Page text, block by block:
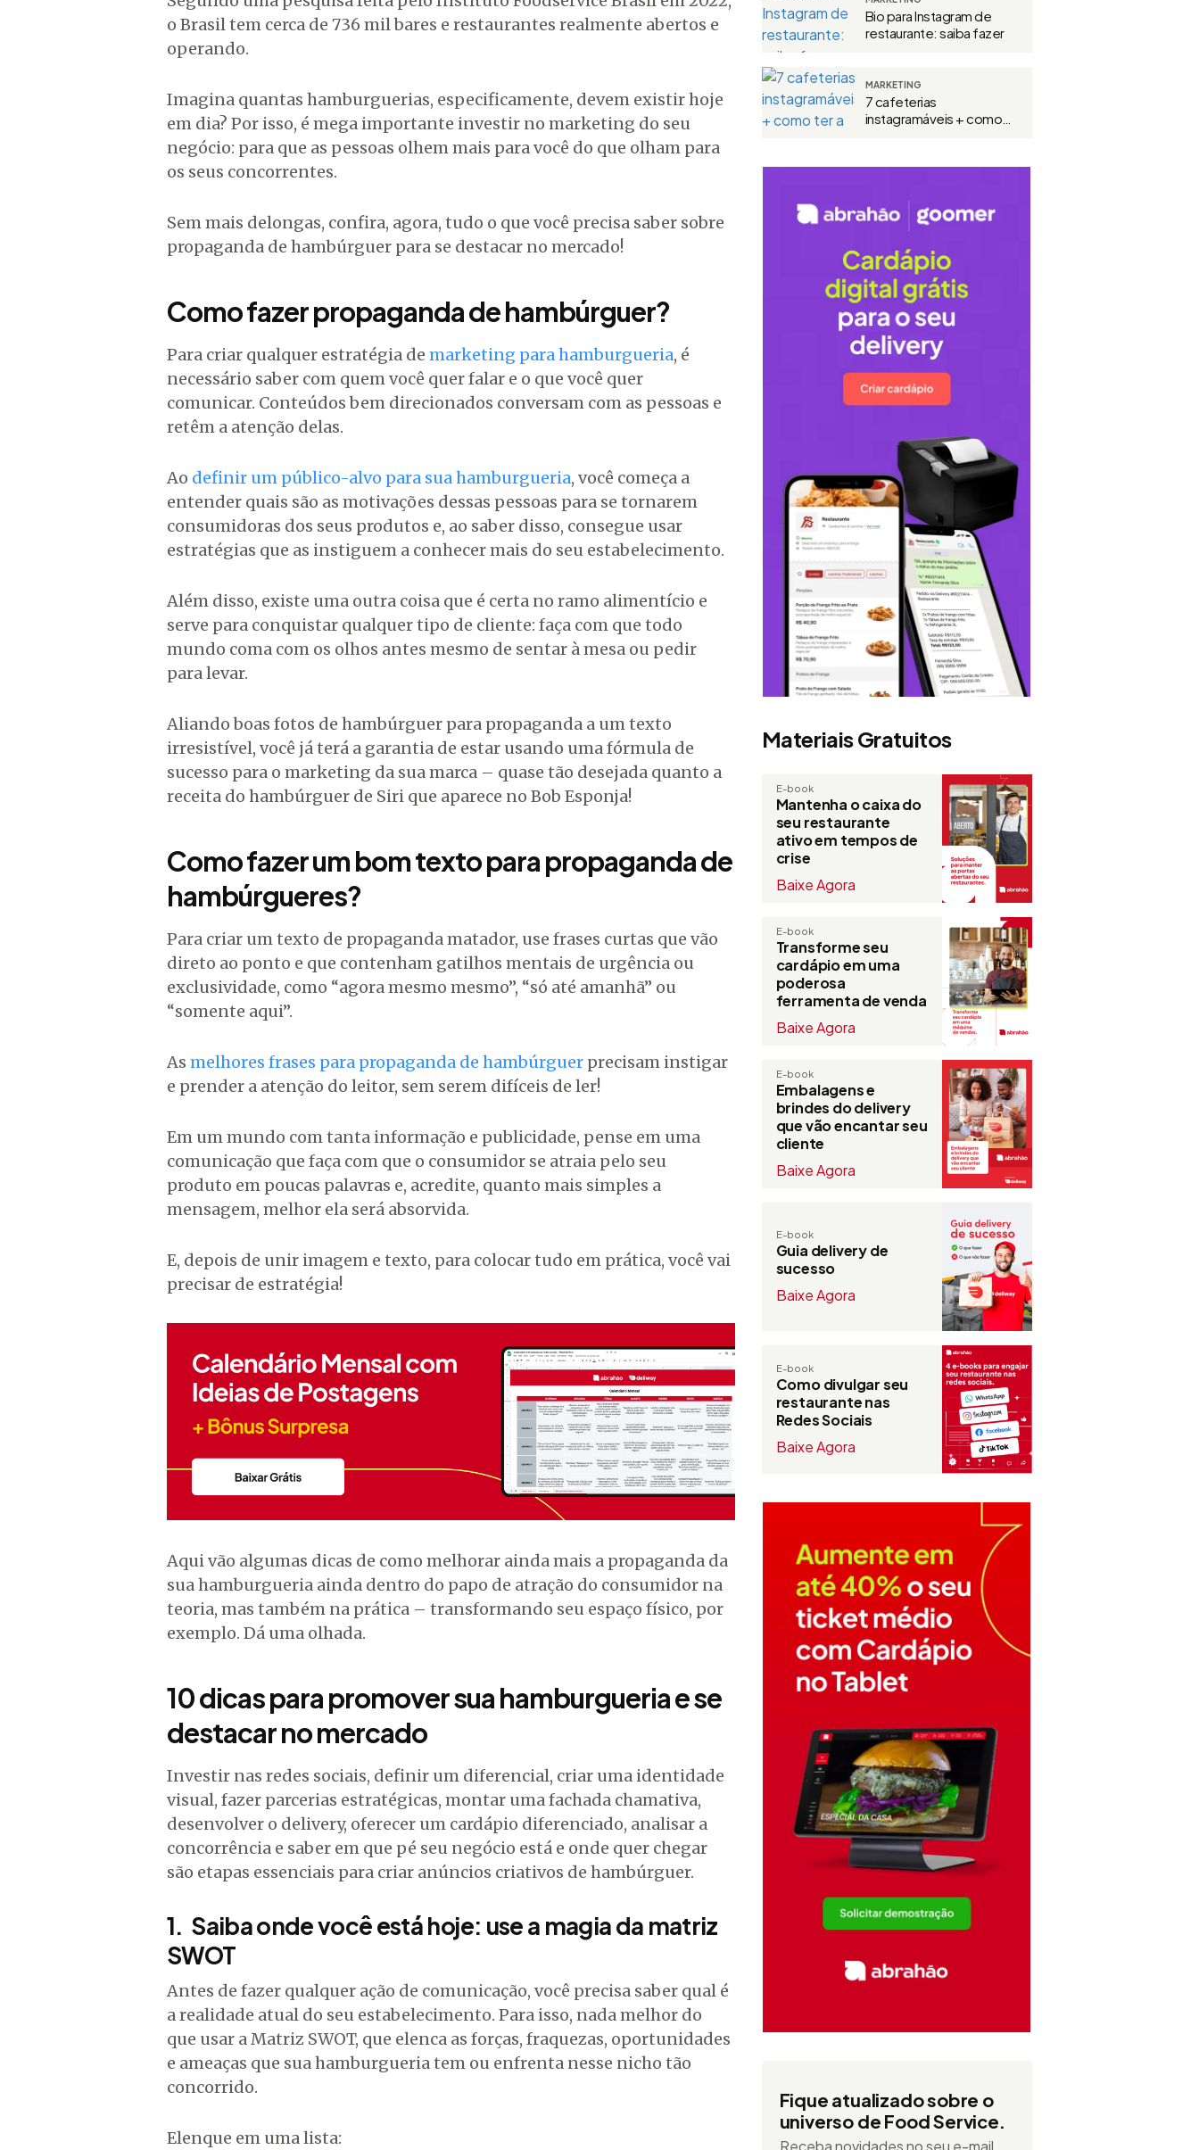
o Brasil tem cerca de 736 mil bares e restaurantes realmente abertos e
operando.
Imagina quantas hamburguerias, especificamente, devem existir hoje
em dia? Por isso, é mega importante investir no marketing do seu
negócio: para que as pessoas olhem mais para você do que olham para
os seus concorrentes.
Sem mais delongas, confira, agora, tudo o que você precisa saber sobre
propaganda de hambúrguer para se destacar no mercado!
Como fazer propaganda de hambúrguer?
Para criar qualquer estratégia de marketing para hamburgueria, é
necessário saber com quem você quer falar e o que você quer
comunicar. Conteúdos bem direcionados conversam com as pessoas e
retêm a atenção delas.
Ao definir um público-alvo para sua hamburgueria, você começa a
entender quais são as motivações dessas pessoas para se tornarem
consumidoras dos seus produtos e, ao saber disso, consegue usar
estratégias que as instiguem a conhecer mais do seu estabelecimento.
Além disso, existe uma outra coisa que é certa no ramo alimentício e
serve para conquistar qualquer tipo de cliente: faça com que todo
mundo coma com os olhos antes mesmo de sentar à mesa ou pedir
para levar.
Aliando boas fotos de hambúrguer para propaganda a um texto
irresistível, você já terá a garantia de estar usando uma fórmula de
sucesso para o marketing da sua marca – quase tão desejada quanto a
receita do hambúrguer de Siri que aparece no Bob Esponja!
Como fazer um bom texto para propaganda de
hambúrgueres?
Para criar um texto de propaganda matador, use frases curtas que vão
direto ao ponto e que contenham gatilhos mentais de urgência ou
exclusividade, como “agora mesmo mesmo”, “só até amanhã” ou
“somente aqui”.
As melhores frases para propaganda de hambúrguer precisam instigar
e prender a atenção do leitor, sem serem difíceis de ler!
Em um mundo com tanta informação e publicidade, pense em uma
comunicação que faça com que o consumidor se atraia pelo seu
produto em poucas palavras e, acredite, quanto mais simples a
mensagem, melhor ela será absorvida.
E, depois de unir imagem e texto, para colocar tudo em prática, você vai
precisar de estratégia!
Aqui vão algumas dicas de como melhorar ainda mais a propaganda da
sua hamburgueria ainda dentro do papo de atração do consumidor na
teoria, mas também na prática – transformando seu espaço físico, por
exemplo. Dá uma olhada.
10 dicas para promover sua hamburgueria e se
destacar no mercado
Investir nas redes sociais, definir um diferencial, criar uma identidade
visual, fazer parcerias estratégicas, montar uma fachada chamativa,
desenvolver o delivery, oferecer um cardápio diferenciado, analisar a
concorrência e saber em que pé seu negócio está e onde quer chegar
são etapas essenciais para criar anúncios criativos de hambúrguer.
1. Saiba onde você está hoje: use a magia da matriz
SWOT
Antes de fazer qualquer ação de comunicação, você precisa saber qual é
a realidade atual do seu estabelecimento. Para isso, nada melhor do
que usar a Matriz SWOT, que elenca as forças, fraquezas, oportunidades
e ameaças que sua hamburgueria tem ou enfrenta nesse nicho tão
concorrido.
Elenque em uma lista:
Bio para Instagram de
restaurante: saiba fazer
MARKETING
7 cafeterias
instagramáveis + como
Materiais Gratuitos
E-book
Mantenha o caixa do
seu restaurante
ativo em tempos de
crise
Baixe Agora
E-book
Transforme seu
cardápio em uma
poderosa
ferramenta de venda
Baixe Agora
E-book
Embalagens e
brindes do delivery
que vão encantar seu
cliente
Baixe Agora
E-book
Guia delivery de
sucesso
Baixe Agora
E-book
Como divulgar seu
restaurante nas
Redes Sociais
Baixe Agora
Fique atualizado sobre o
universo de Food Service.
Receba novidades no seu e-mail